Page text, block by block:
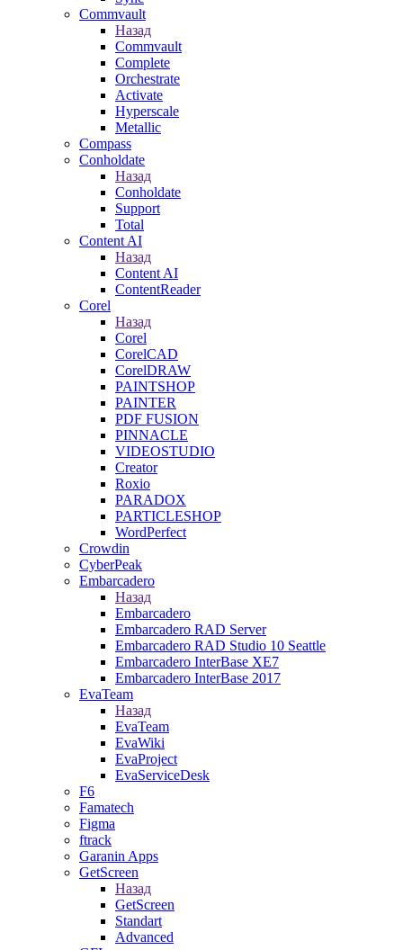
Commvault
Назад
Commvault
Complete
Orchestrate
Activate
Hyperscale
Metallic
Compass
Conholdate
Назад
Conholdate
Support
Total
Content AI
Назад
Content AI
ContentReader
Corel
Назад
Corel
CorelCAD
CorelDRAW
PAINTSHOP
PAINTER
PDF FUSION
PINNACLE
VIDEOSTUDIO
Creator
Roxio
PARADOX
PARTICLESHOP
WordPerfect
Crowdin
CyberPeak
Embarcadero
Назад
Embarcadero
Embarcadero RAD Server
Embarcadero RAD Studio 10 Seattle
Embarcadero InterBase XE7
Embarcadero InterBase 2017
EvaTeam
Назад
EvaTeam
EvaWiki
EvaProject
EvaServiceDesk
F6
Famatech
Figma
ftrack
Garanin Apps
GetScreen
Назад
GetScreen
Standart
Advanced